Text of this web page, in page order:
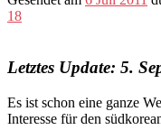
18
Letztes Update: 5.
Es ist schon eine ganze
Interesse für den